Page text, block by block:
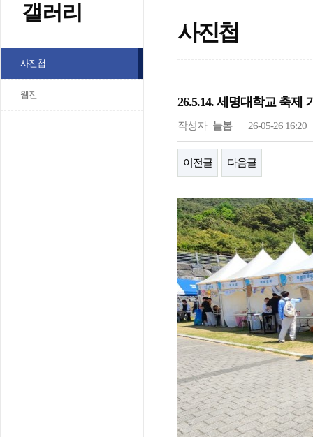
갤러리
사진첩
웹진
사진첩
26.5.14. 세명대학교 축제
작성자 늘봄 26-05-26 16:20
이전글 다음글